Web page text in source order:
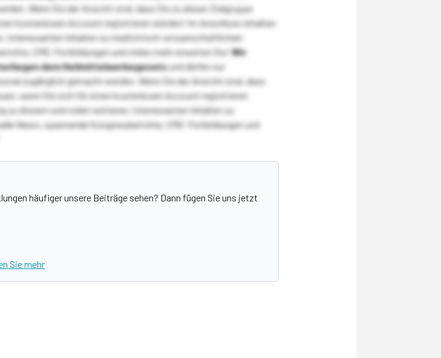
Wenn Sie der Ansicht sind, dass Sie zu dieser Zielgruppe
kostenlosen Account registrieren würden! Im Anschluss erhalten
interessanten Inhalten zu medizinisch-wissenschaftlichen
CME-Fortbildungen und vieles mehr erwarten Sie!Wir
dem Heilmittelwerbegesetzund dürfen nur
zugänglich gemacht werden. Wenn Sie der Ansicht sind, dass
wenn Sie sich für einen kostenlosen Account registrieren
zu diesem und vielen weiteren, interessanten Inhalten zu
News, spannende Kongressberichte, CME-Fortbildungen und
häufiger unsere Beiträge sehen? Dann fügen Sie uns jetzt
Sie mehr